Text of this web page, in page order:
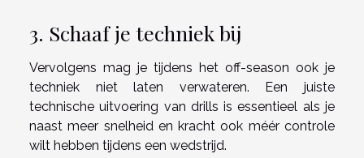
3. Schaaf je techniek bij
Vervolgens mag je tijdens het off-season ook je
techniek niet laten verwateren. Een juiste
technische uitvoering van drills is essentieel als je
naast meer snelheid en kracht ook méér controle
wilt hebben tijdens een wedstrijd.